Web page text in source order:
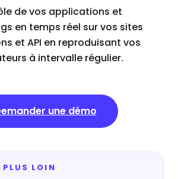
de vos applications et
en temps réel sur vos sites
et API en reproduisant vos
à intervalle régulier.
une démo
PLUS LOIN